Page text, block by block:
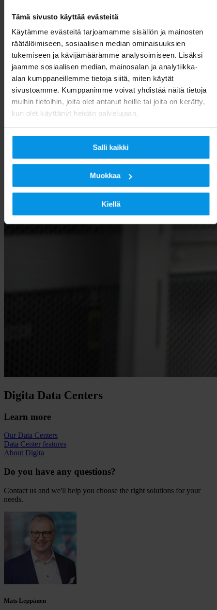
Tämä sivusto käyttää evästeitä
Käytämme evästeitä tarjoamamme sisällön ja mainosten
räätälöimiseen, sosiaalisen median ominaisuuksien
tukemiseen ja kävijämäärämme analysoimiseen. Lisäksi
jaamme sosiaalisen median, mainosalan ja analytiikka-
alan kumppaneillemme tietoja siitä, miten käytät
sivustoamme. Kumppanimme voivat yhdistää näitä tietoja
muihin tietoihin, joita olet antanut heille tai joita on kerätty,
kun olet käyttänyt heidän palvelujaan.
Salli kaikki
Muokkaa
Kiellä
Digita Data Centers
Learn more
Our Data Centers
Data Center features
About Digita
Do you have any questions?
Contact us and we'll help you choose the right solutions for your
needs.
Mats Leppänen